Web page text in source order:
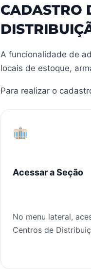
CADASTRO
A funcionalidade de
locais de estoque,
Para realizar o
Acessar a Seção
No menu lateral,
Centros de